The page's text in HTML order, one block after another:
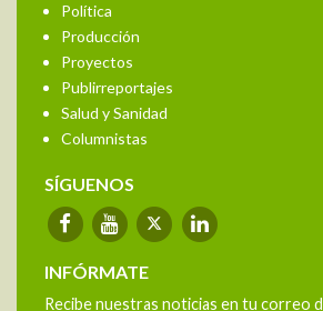
Política
Producción
Proyectos
Publirreportajes
Salud y Sanidad
Columnistas
SÍGUENOS
INFÓRMATE
Recibe nuestras noticias en tu correo